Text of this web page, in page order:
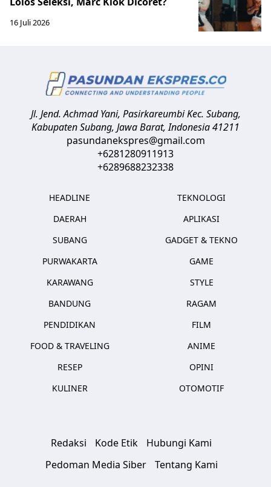
16 Juli 2026
Jl. Jend. Achmad Yani, Pasirkareumbi Kec. Subang,
Kabupaten Subang, Jawa Barat,Indonesia41211
pasundanekspres@gmail.com
+6281280911913
+6289688232338
HEADLINE
DAERAH
SUBANG
PURWAKARTA
KARAWANG
BANDUNG
PENDIDIKAN
FOOD & TRAVELING
RESEP
KULINER
TEKNOLOGI
APLIKASI
GADGET & TEKNO
GAME
STYLE
RAGAM
FILM
ANIME
OPINI
OTOMOTIF
Redaksi Kode Etik
Hubungi Kami
Pedoman Media Siber
Tentang Kami